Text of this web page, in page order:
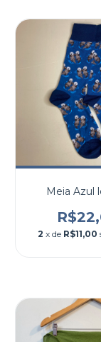
Meia Azul
2 x de R$11,00